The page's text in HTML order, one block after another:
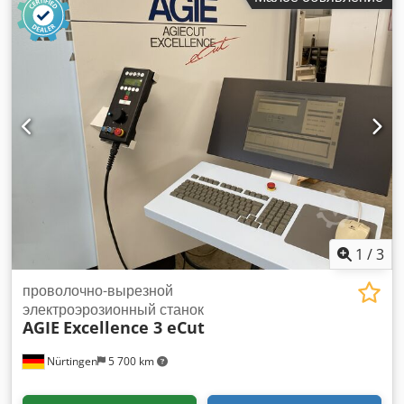
(X/Y/Z): 350 x 250 x 256 мм Ходовые перемещения (U/V): +/-
70 мм Максимальная конусность: 30° при 100 мм
Dedpfxjxyxfpo Alyokr Максимальные размеры заготовки
(длина/ширина/высота): 750 x 550 x 250 мм Максимальный
вес заготовки (с/без ванны): 200/450 кг Лучшая достигаемая
шероховатость поверхности: 0,2 мкм Ra Доступные
диаметры проволоки: 0,10 - 0,33 мм В комплекте
универсальная зажимная рама AGIE В комплекте ручной
пульт AGIE JOGGER В комплекте консоль с USB-портом
После получения заказа машина проходит у нас очистку,
ревизию и тестирование. По желанию также предлагаем
пусконаладку и обучение.
1 /3
Nürtingen 5 700 km
проволочно-вырезной
электроэрозионный станок
AGIE Excellence 3 eCut